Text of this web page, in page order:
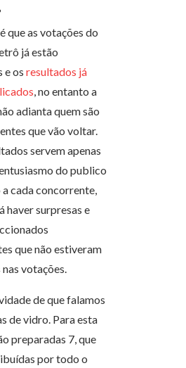
que as votações do
já estão
e os resultados já
, no entanto a
adianta quem são
que vão voltar.
servem apenas
do publico
cada concorrente,
haver surpresas e
que não estiveram
votações.
de que falamos
de vidro. Para esta
preparadas 7, que
por todo o